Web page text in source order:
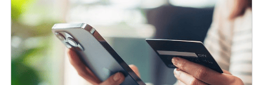
クレジットカードのキャッシングとは？利用方法
や返済方法、注意点を解説
クレジットカードのおすすめ国際ブランドは？そ
れぞれの特徴と選び方を解説